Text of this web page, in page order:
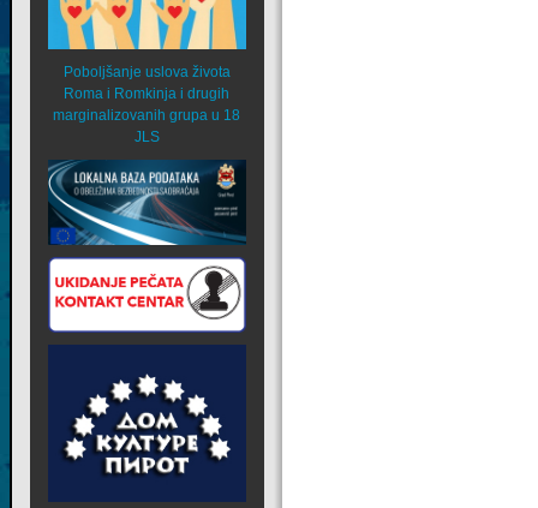
Poboljšanje uslova života
Roma i Romkinja i drugih
marginalizovanih grupa u 18
JLS